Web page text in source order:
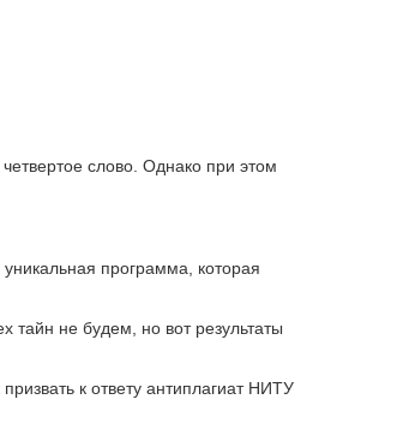
слово. Однако при этом
программа, которая
тайн не будем, но вот результаты
к ответу антиплагиат НИТУ